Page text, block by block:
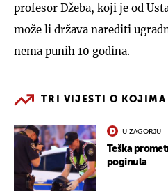
profesor Džeba, koji je od
može li država narediti
nema punih 10 godina.
TRI VIJESTI O KOJIMA
U ZAGORJU
Teška
poginula